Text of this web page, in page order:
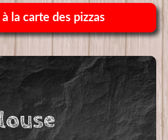
la carte des pizzas
10,00€